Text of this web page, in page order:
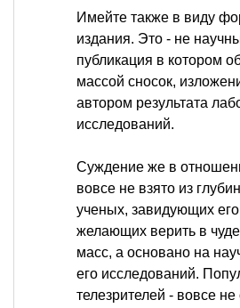
Имейте также в виду
издания. Это - не
публикация в котором
массой сносок,
автором результата
исследований.
Суждение же в
вовсе не взято из
ученых, завидующих
желающих верить в
масс, а основано на
его исследований.
телезрителей - вовсе